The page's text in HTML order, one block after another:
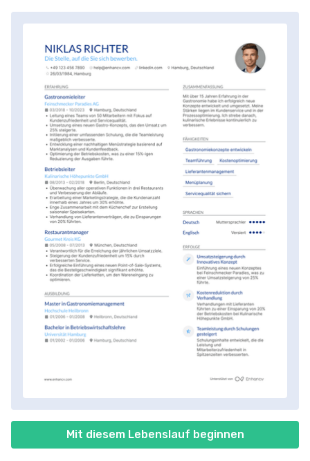
Mit diesem Lebenslauf beginnen